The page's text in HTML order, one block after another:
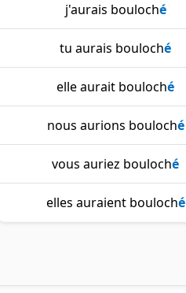
j'aurais bouloché
tu aurais bouloché
elle aurait bouloché
nous aurions bouloché
vous auriez bouloché
elles auraient bouloché